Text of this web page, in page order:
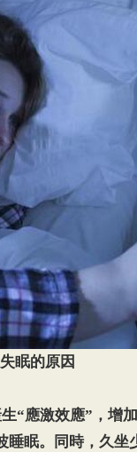
眠的原因
“應激效應”，增
睡眠。同時，久坐